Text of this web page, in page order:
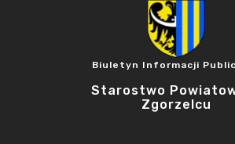
Biuletyn Informacji
Starostwo
Zgorzelcu